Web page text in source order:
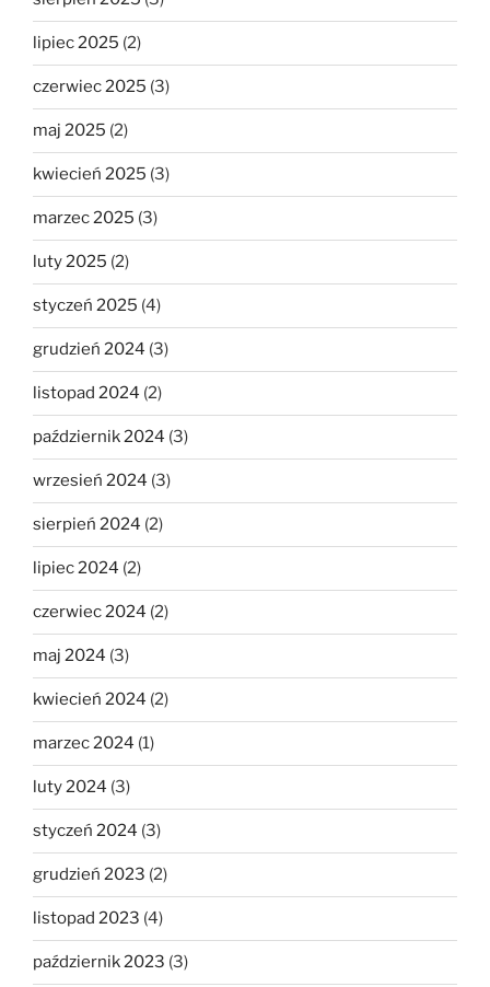
lipiec 2025 (2)
czerwiec 2025 (3)
maj 2025 (2)
kwiecień 2025 (3)
marzec 2025 (3)
luty 2025 (2)
styczeń 2025 (4)
grudzień 2024 (3)
listopad 2024 (2)
październik 2024 (3)
wrzesień 2024 (3)
sierpień 2024 (2)
lipiec 2024 (2)
czerwiec 2024 (2)
maj 2024 (3)
kwiecień 2024 (2)
marzec 2024 (1)
luty 2024 (3)
styczeń 2024 (3)
grudzień 2023 (2)
listopad 2023 (4)
październik 2023 (3)